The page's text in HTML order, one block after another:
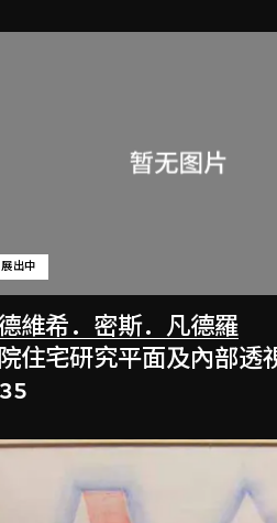
維希．密斯．凡德羅
展出中
住宅研究平面及內部透